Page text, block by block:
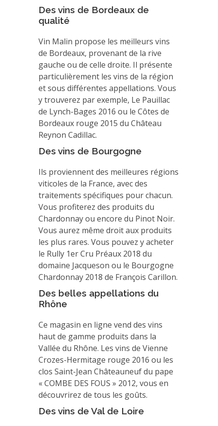
Des vins de Bordeaux de
qualité
Vin Malin propose les meilleurs vins
de Bordeaux, provenant de la rive
gauche ou de celle droite. Il présente
particulièrement les vins de la région
et sous différentes appellations. Vous
y trouverez par exemple, Le Pauillac
de Lynch-Bages 2016 ou le Côtes de
Bordeaux rouge 2015 du Château
Reynon Cadillac.
Des vins de Bourgogne
Ils proviennent des meilleures régions
viticoles de la France, avec des
traitements spécifiques pour chacun.
Vous profiterez des produits du
Chardonnay ou encore du Pinot Noir.
Vous aurez même droit aux produits
les plus rares. Vous pouvez y acheter
le Rully 1er Cru Préaux 2018 du
domaine Jacqueson ou le Bourgogne
Chardonnay 2018 de François Carillon.
Des belles appellations du
Rhône
Ce magasin en ligne vend des vins
haut de gamme produits dans la
Vallée du Rhône. Les vins de Vienne
Crozes-Hermitage rouge 2016 ou les
clos Saint-Jean Châteauneuf du pape
« COMBE DES FOUS » 2012, vous en
découvrirez de tous les goûts.
Des vins de Val de Loire